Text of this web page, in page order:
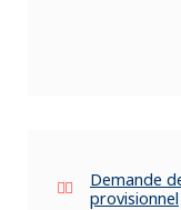
Demande
provisionnel